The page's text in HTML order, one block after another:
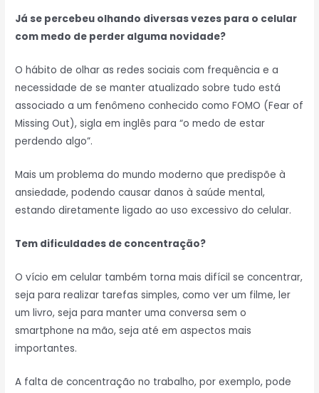
Já se percebeu olhando diversas vezes para o celular
com medo de perder alguma novidade?
O hábito de olhar as redes sociais com frequência e a
necessidade de se manter atualizado sobre tudo está
associado a um fenômeno conhecido como FOMO (Fear of
Missing Out), sigla em inglês para “o medo de estar
perdendo algo”.
Mais um problema do mundo moderno que predispõe à
ansiedade, podendo causar danos à saúde mental,
estando diretamente ligado ao uso excessivo do celular.
Tem dificuldades de concentração?
O vício em celular também torna mais difícil se concentrar,
seja para realizar tarefas simples, como ver um filme, ler
um livro, seja para manter uma conversa sem o
smartphone na mão, seja até em aspectos mais
importantes.
A falta de concentração no trabalho, por exemplo, pode